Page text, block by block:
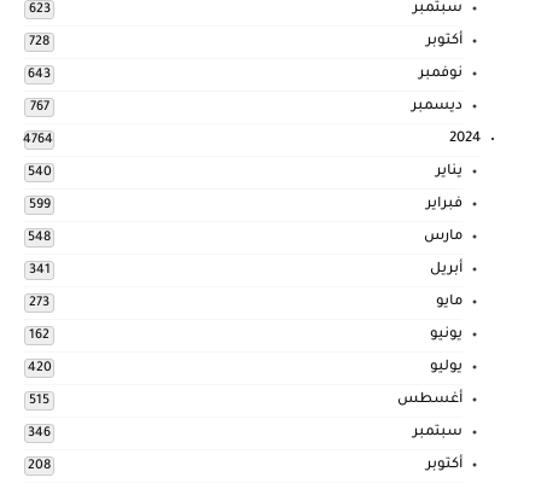
سبتمبر 623
أكتوبر 728
نوفمبر 643
ديسمبر 767
2024
4764
يناير 540
فبراير 599
مارس 548
أبريل 341
مايو 273
يونيو 162
يوليو 420
أغسطس 515
سبتمبر 346
أكتوبر 208